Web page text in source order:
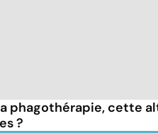
phagothérapie, cette
?